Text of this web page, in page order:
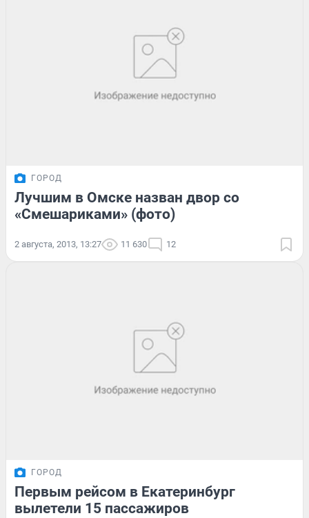
ГОРОД
Лучшим в Омске назван двор со
«Смешариками» (фото)
2 августа, 2013, 13:27 11 630 12
ГОРОД
Первым рейсом в Екатеринбург
вылетели 15 пассажиров